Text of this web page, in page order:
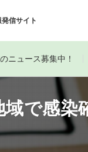
信サイト
ニュース募集中！
で感染